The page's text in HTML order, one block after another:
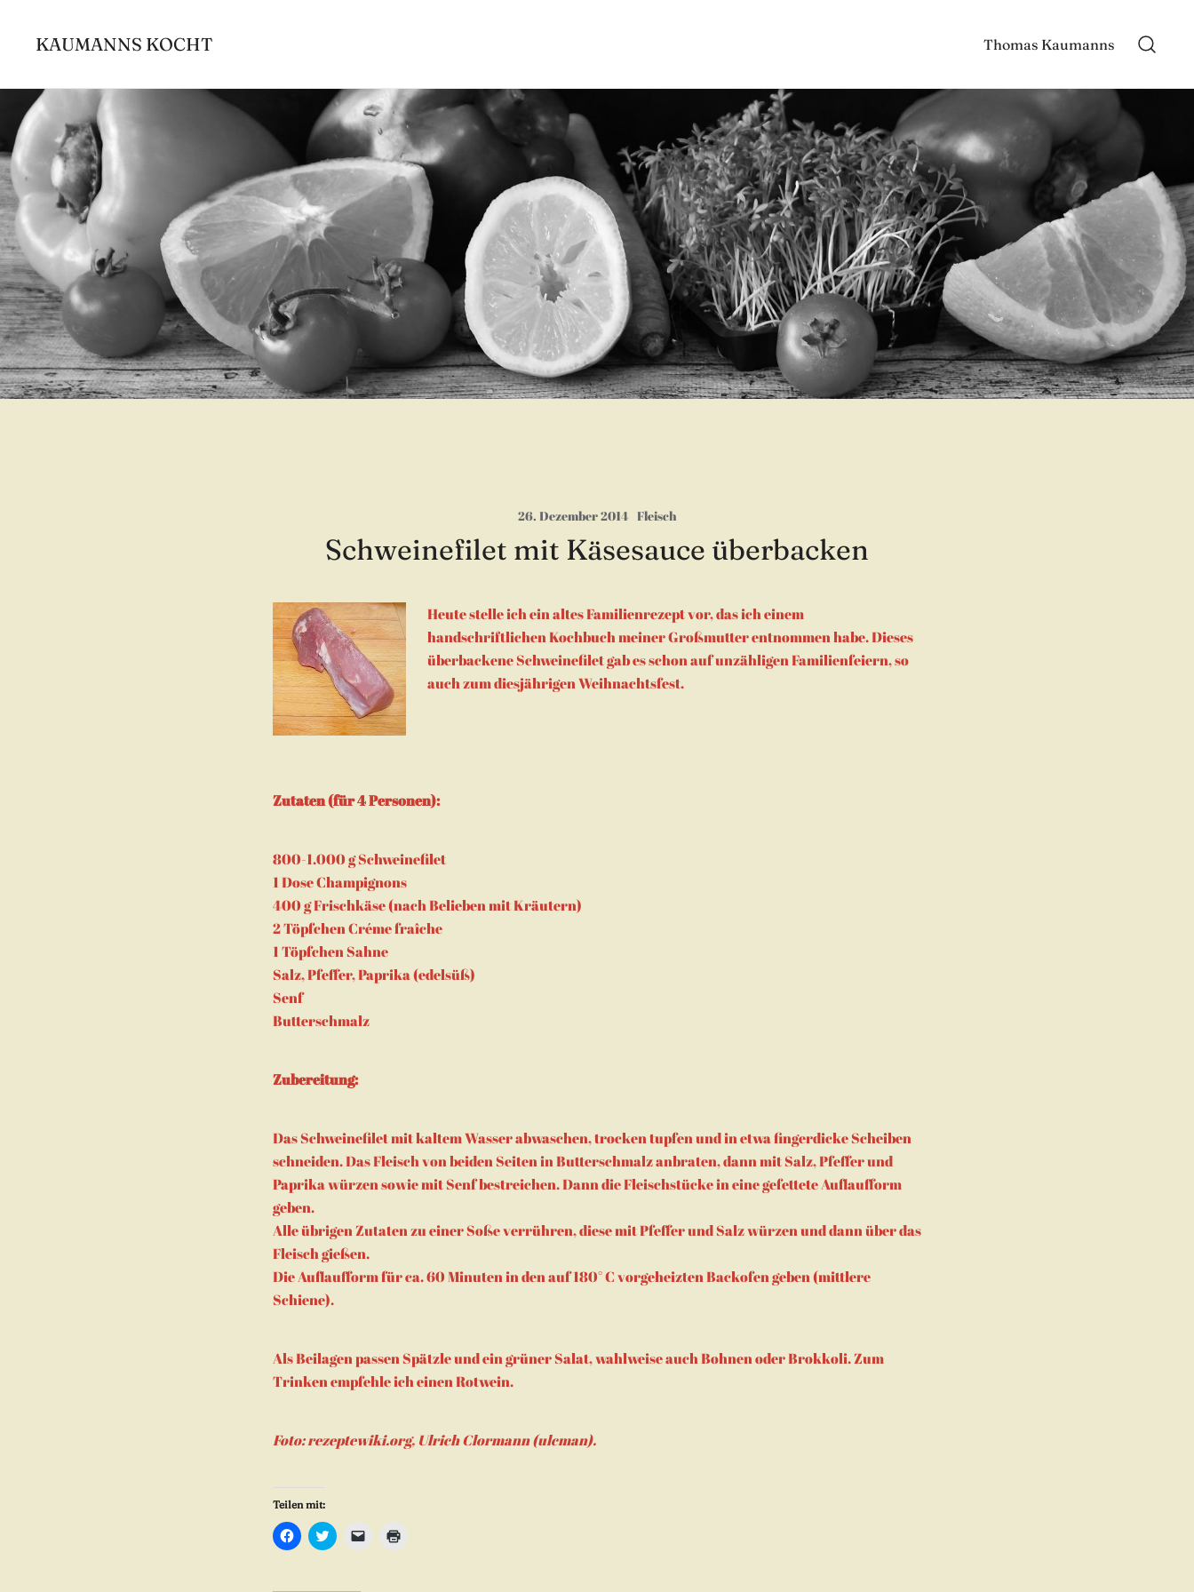
Inhalt
springen
KAUMANNS KOCHT Thomas Kaumanns
26. Dezember 2014 Fleisch
Schweinefilet mit Käsesauce überbacken
Heute stelle ich ein altes Familienrezept vor, das ich einem
handschriftlichen Kochbuch meiner Großmutter entnommen habe. Dieses
überbackene Schweinefilet gab es schon auf unzähligen Familienfeiern, so
auch zum diesjährigen Weihnachtsfest.
Zutaten (für 4 Personen):
800-1.000 g Schweinefilet
1 Dose Champignons
400 g Frischkäse (nach Belieben mit Kräutern)
2 Töpfchen Créme fraîche
1 Töpfchen Sahne
Salz, Pfeffer, Paprika (edelsüß)
Senf
Butterschmalz
Zubereitung:
Das Schweinefilet mit kaltem Wasser abwaschen, trocken tupfen und in etwa fingerdicke Scheiben
schneiden. Das Fleisch von beiden Seiten in Butterschmalz anbraten, dann mit Salz, Pfeffer und
Paprika würzen sowie mit Senf bestreichen. Dann die Fleischstücke in eine gefettete Auflaufform
geben.
Alle übrigen Zutaten zu einer Soße verrühren, diese mit Pfeffer und Salz würzen und dann über das
Fleisch gießen.
Die Auflaufform für ca. 60 Minuten in den auf 180° C vorgeheizten Backofen geben (mittlere
Schiene).
Als Beilagen passen Spätzle und ein grüner Salat, wahlweise auch Bohnen oder Brokkoli. Zum
Trinken empfehle ich einen Rotwein.
Foto: rezeptewiki.org, Ulrich Clormann (ulcman).
Teilen mit:
Klick,
um
Klick,
um
Klicken,
um
Klicken
zum